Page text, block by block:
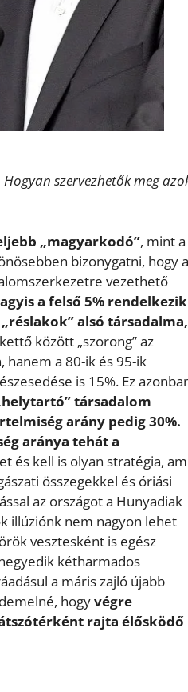
szervezhetők meg
„magyarkodó”, mint a
bizonygatni, hogy a
vezethető
a felső 5% rendelkezik
alsó társadalma,
között „szorong” az
hanem a 80-ik és 95-ik
is 15%. Ez
társadalom
arány pedig 30%.
aránya tehát a
és kell is olyan stratégia,
összegekkel és óriási
az országot a Hunyadiak
illúziónk nem nagyon lehet
vesztesként is egész
kétharmados
a máris zajló újabb
hogyvégre
rajta élősködő